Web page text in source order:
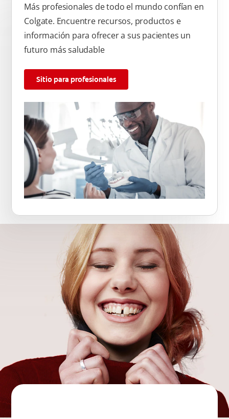
Más profesionales de todo el mundo confían en
Colgate. Encuentre recursos, productos e
información para ofrecer a sus pacientes un
futuro más saludable
Sitio para profesionales